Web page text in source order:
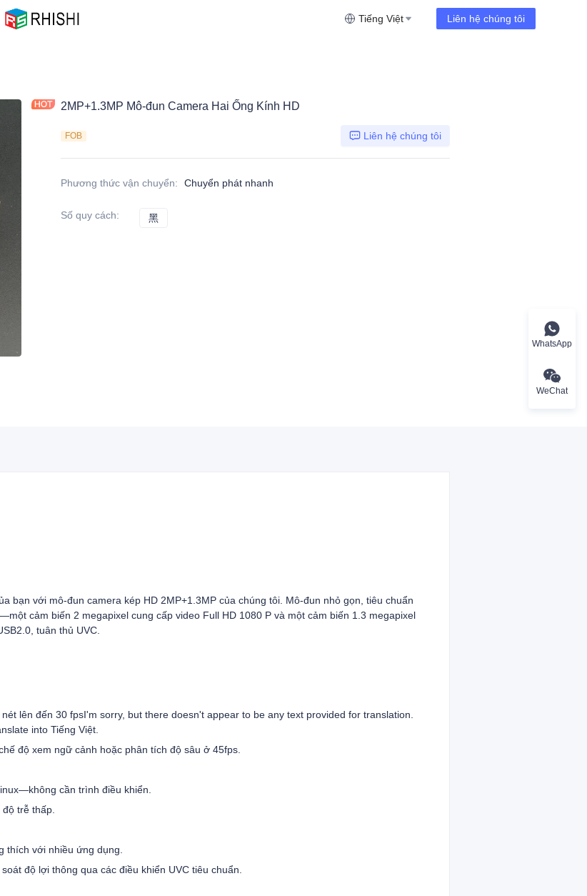
Tiếng Việt Liên hệ chúng tôi
2MP+1.3MP Mô-đun Camera Hai Ống Kính HD
FOB Liên hệ chúng tôi
Phương thức vận chuyển: Chuyển phát nhanh
Số quy cách: 黑
bạn với mô-đun camera kép HD 2MP+1.3MP của chúng tôi. Mô-đun nhỏ gọn, tiêu chuẩn
cảm biến 2 megapixel cung cấp video Full HD 1080 P và một cảm biến 1.3 megapixel
tuân thủ UVC.
lên đến 30 fpsI'm sorry, but there doesn't appear to be any text provided for translation.
into Tiếng Việt.
độ xem ngữ cảnh hoặc phân tích độ sâu ở 45fps.
cần trình điều khiển.
trễ thấp.
thích với nhiều ứng dụng.
độ lợi thông qua các điều khiển UVC tiêu chuẩn.
WhatsApp
WeChat